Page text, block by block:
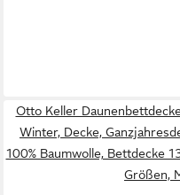
Otto Keller
Winter, Decke,
100% Baumwolle, Bettdecke
Größen,